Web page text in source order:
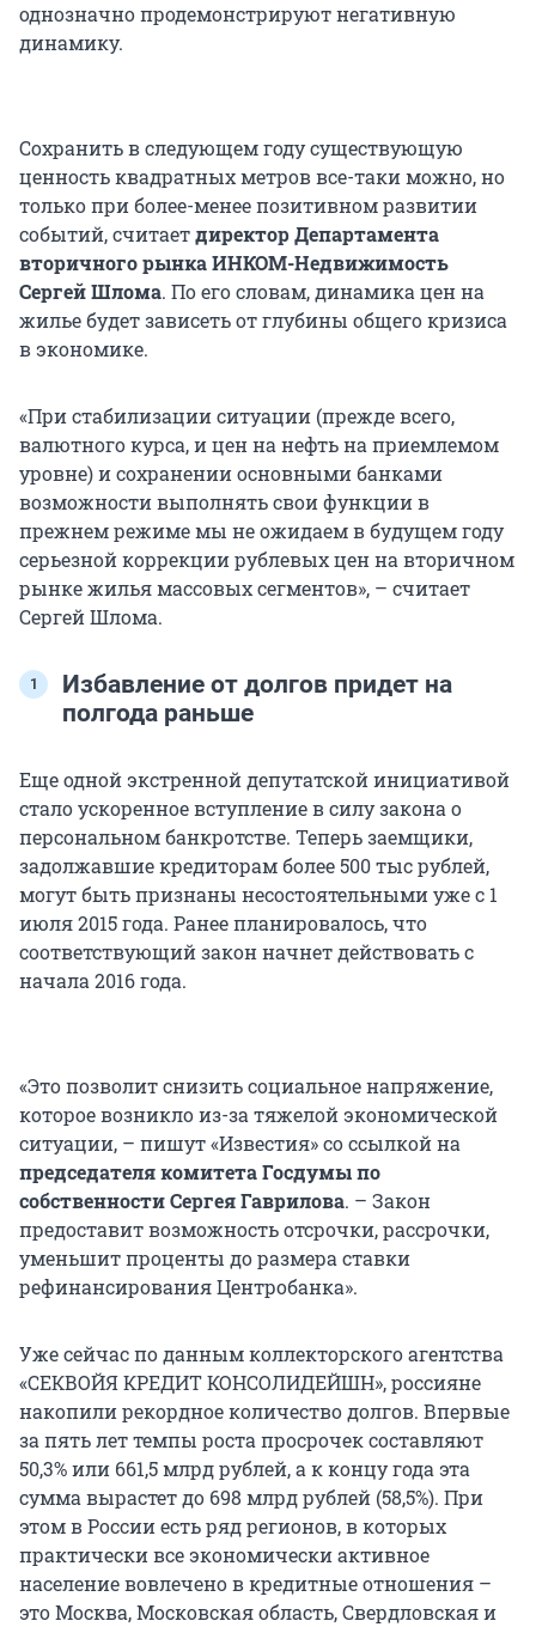
однозначно продемонстрируют негативную
динамику.
Сохранить в следующем году существующую
ценность квадратных метров все-таки можно, но
только при более-менее позитивном развитии
событий, считаетдиректор Департамента
вторичного рынка ИНКОМ-Недвижимость
Сергей Шлома. По его словам, динамика цен на
жилье будет зависеть от глубины общего кризиса
в экономике.
«При стабилизации ситуации (прежде всего,
валютного курса, и цен на нефть на приемлемом
уровне) и сохранении основными банками
возможности выполнять свои функции в
прежнем режиме мы не ожидаем в будущем году
серьезной коррекции рублевых цен на вторичном
рынке жилья массовых сегментов», – считает
Сергей Шлома.
Избавление от долгов придет на
полгода раньше
Еще одной экстренной депутатской инициативой
стало ускоренное вступление в силу закона о
персональном банкротстве. Теперь заемщики,
задолжавшие кредиторам более 500 тыс рублей,
могут быть признаны несостоятельными уже с 1
июля 2015 года. Ранее планировалось, что
соответствующий закон начнет действовать с
начала 2016 года.
«Это позволит снизить социальное напряжение,
которое возникло из-за тяжелой экономической
ситуации, – пишут «Известия» со ссылкой на
председателя комитета Госдумы по
собственности Сергея Гаврилова. – Закон
предоставит возможность отсрочки, рассрочки,
уменьшит проценты до размера ставки
рефинансирования Центробанка».
Уже сейчас по данным коллекторского агентства
«СЕКВОЙЯ КРЕДИТ КОНСОЛИДЕЙШН», россияне
накопили рекордное количество долгов. Впервые
за пять лет темпы роста просрочек составляют
50,3% или 661,5 млрд рублей, а к концу года эта
сумма вырастет до 698 млрд рублей (58,5%). При
этом в России есть ряд регионов, в которых
практически все экономически активное
население вовлечено в кредитные отношения –
это Москва, Московская область, Свердловская и